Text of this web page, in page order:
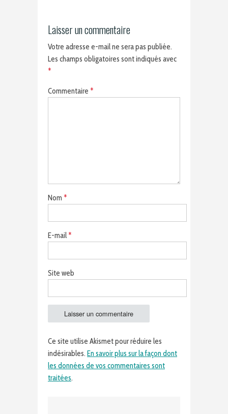
Laisser un commentaire
Votre adresse e-mail ne sera pas publiée.
Les champs obligatoires sont indiqués avec
*
Commentaire *
Nom *
E-mail*
Site web
Ce site utilise Akismet pour réduire les
indésirables. En savoir plus sur la façon dont
les données de vos commentaires sont
traitées.